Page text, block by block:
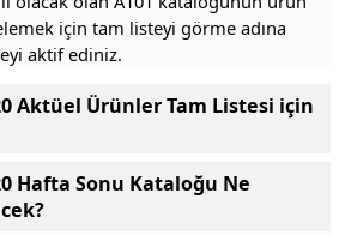
için tam listeyi görme adına
aktif ediniz.
Aktüel Ürünler Tam Listesi için
Hafta Sonu Kataloğu Ne